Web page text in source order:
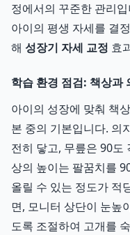
정에서의 꾸준한 관리
아이의 평생 자세를 결
해 성장기 자세 교정 효
학습 환경 점검: 책상과
아이의 성장에 맞춰 책
본 중의 기본입니다. 의
전히 닿고, 무릎은 90도
상의 높이는 팔꿈치를
올릴 수 있는 정도가 적
면, 모니터 상단이 눈높
도록 조절하여 고개를